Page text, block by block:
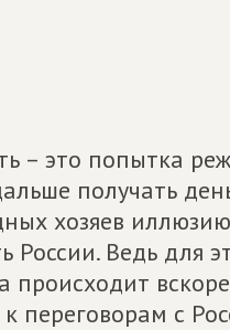
– это попытка
получать
хозяев
России. Ведь для
переговорам с